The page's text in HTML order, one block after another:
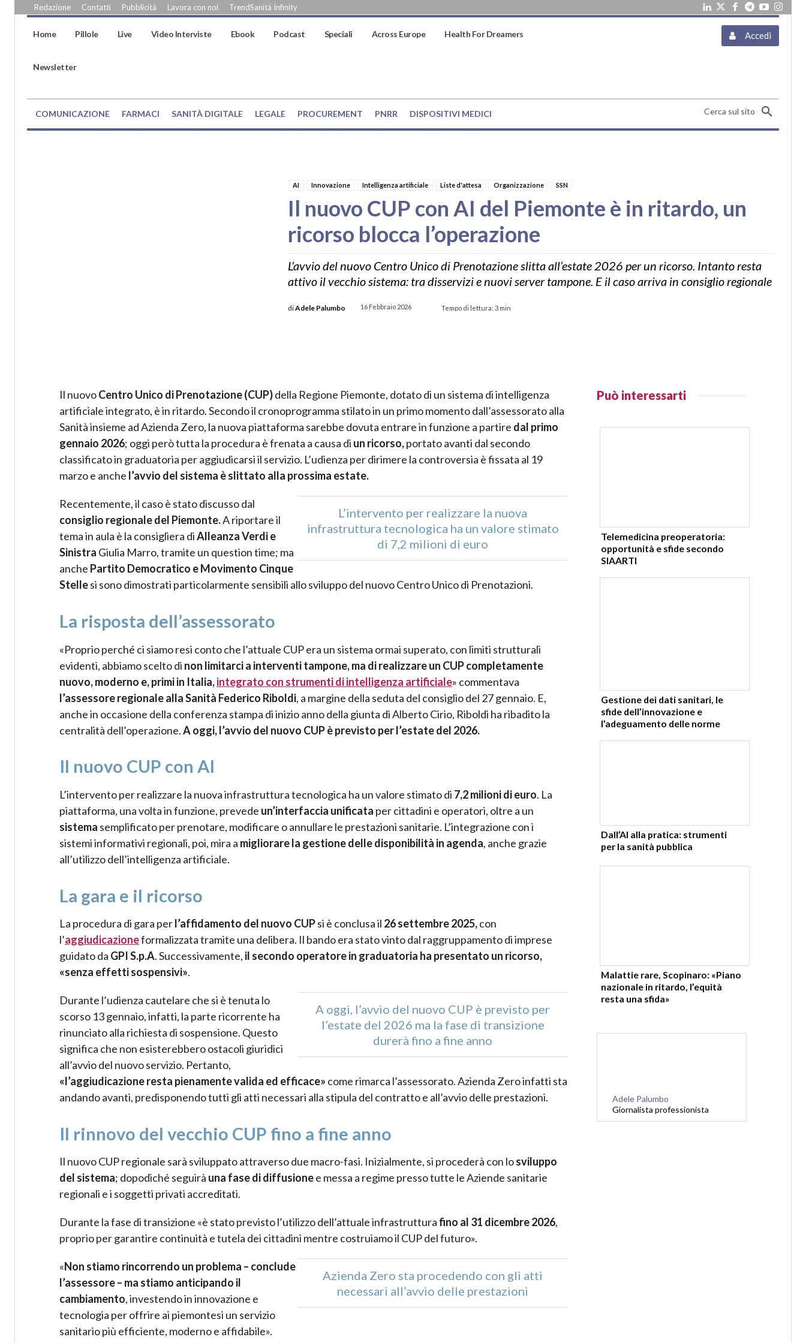
Redazione Contatti Pubblicità Lavora con noi TrendSanità Infinity
Home Pillole Live Video Interviste Ebook Podcast Speciali Across Europe Health For Dreamers
Newsletter
Accedi
COMUNICAZIONE FARMACI SANITÀ DIGITALE LEGALE PROCUREMENT PNRR DISPOSITIVI MEDICI Cerca sul sito
AI Innovazione Intelligenza artificiale Liste d'attesa Organizzazione SSN
Il nuovo CUP con AI del Piemonte è in ritardo, un
ricorso blocca l’operazione
L’avvio del nuovo Centro Unico di Prenotazione slitta all’estate 2026 per un ricorso. Intanto resta
attivo il vecchio sistema: tra disservizi e nuovi server tampone. E il caso arriva in consiglio regionale
diAdele Palumbo 16 Febbraio 2026 Tempo di lettura: 3 min
Il nuovoCentro Unico di Prenotazione (CUP)della Regione Piemonte, dotato di un sistema di intelligenza
artificiale integrato, è in ritardo. Secondo il cronoprogramma stilato in un primo momento dall’assessorato alla
Sanità insieme ad Azienda Zero, la nuova piattaforma sarebbe dovuta entrare in funzione a partire dal primo
gennaio 2026; oggi però tutta la procedura è frenata a causa di un ricorso,portato avanti dal secondo
classificato in graduatoria per aggiudicarsi il servizio. L’udienza per dirimere la controversia è fissata al 19
marzo e anche l’avvio del sistema è slittato alla prossima estate.
L’intervento per realizzare la nuova
infrastruttura tecnologica ha un valore stimato
di 7,2 milioni di euro
Recentemente, il caso è stato discusso dal
consiglio regionale del Piemonte.A riportare il
tema in aula è la consigliera diAlleanza Verdi e
Sinistra Giulia Marro, tramite un question time; ma
anche Partito Democratico e Movimento Cinque
Stellesi sono dimostrati particolarmente sensibili allo sviluppo del nuovo Centro Unico di Prenotazioni.
La risposta dell’assessorato
«Proprio perché ci siamo resi conto che l’attuale CUP era un sistema ormai superato, con limiti strutturali
evidenti, abbiamo scelto di non limitarci a interventi tampone, ma di realizzare un CUP completamente
nuovo, moderno e, primi in Italia,integrato con strumenti di intelligenza artificiale» commentava
l’assessore regionale alla Sanità Federico Riboldi, a margine della seduta del consiglio del 27 gennaio. E,
anche in occasione della conferenza stampa di inizio anno della giunta di Alberto Cirio, Riboldi ha ribadito la
centralità dell’operazione.A oggi, l’avvio del nuovo CUP è previsto perl’estate del 2026.
Il nuovo CUP con AI
L’intervento per realizzare la nuova infrastruttura tecnologica ha un valore stimato di 7,2 milioni di euro. La
piattaforma, una volta in funzione, prevede un’interfaccia unificata per cittadini e operatori, oltre a un
sistema semplificato per prenotare, modificare o annullare le prestazioni sanitarie. L’integrazione con i
sistemi informativi regionali, poi, mira a migliorare la gestione delle disponibilità in agenda, anche grazie
all’utilizzo dell’intelligenza artificiale.
La gara e il ricorso
La procedura di gara perl’affidamento del nuovo CUPsi è conclusa il 26 settembre 2025,con
l’aggiudicazioneformalizzata tramite una delibera. Il bando era stato vinto dal raggruppamento di imprese
guidato da GPI S.p.A. Successivamente, il secondo operatore in graduatoria ha presentato un ricorso,
«senza effetti sospensivi».
A oggi, l’avvio del nuovo CUP è previsto per
l’estate del 2026 ma la fase di transizione
durerà fino a fine anno
Durante l’udienza cautelare che si è tenuta lo
scorso 13 gennaio, infatti, la parte ricorrente ha
rinunciato alla richiesta di sospensione. Questo
significa che non esisterebbero ostacoli giuridici
all’avvio del nuovo servizio. Pertanto,
«l’aggiudicazione resta pienamente valida ed efficace» come rimarca l’assessorato. Azienda Zero infatti sta
andando avanti, predisponendo tutti gli atti necessari alla stipula del contratto e all’avvio delle prestazioni.
Il rinnovo del vecchio CUP fino a fine anno
Il nuovo CUP regionale sarà sviluppato attraverso due macro-fasi. Inizialmente, si procederà con losviluppo
del sistema; dopodiché seguirà una fase di diffusionee messa a regime presso tutte le Aziende sanitarie
regionali e i soggetti privati accreditati.
Durante la fase di transizione «è stato previsto l’utilizzo dell’attuale infrastrutturafino al 31 dicembre 2026,
proprio per garantire continuità e tutela dei cittadini mentre costruiamo il CUP del futuro».
Azienda Zero sta procedendo con gli atti
necessari all’avvio delle prestazioni
«Non stiamo rincorrendo un problema – conclude
l’assessore – ma stiamo anticipando il
cambiamento, investendo in innovazione e
tecnologia per offrire ai piemontesi un servizio
sanitario più efficiente, moderno e affidabile».
Può interessarti
Telemedicina preoperatoria:
opportunità e sfide secondo
SIAARTI
Gestione dei dati sanitari, le
sfide dell’innovazione e
l’adeguamento delle norme
Dall’AI alla pratica: strumenti
per la sanità pubblica
Malattie rare, Scopinaro: «Piano
nazionale in ritardo, l’equità
resta una sfida»
Adele Palumbo
Giornalista professionista